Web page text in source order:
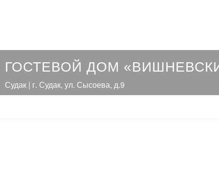
ГОСТЕВОЙ ДОМ
Судак | г. Судак, ул. Сысоева, д.9